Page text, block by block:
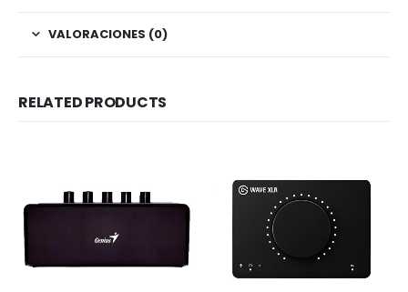
VALORACIONES (0)
RELATED PRODUCTS